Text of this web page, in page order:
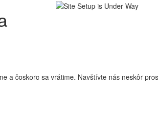
a čoskoro sa vrátime. Navštívte nás neskôr